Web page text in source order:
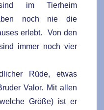
im Tierheim
noch nie die
erlebt. Von den
immer noch vier
Rüde, etwas
Valor. Mit allen
Größe) ist er